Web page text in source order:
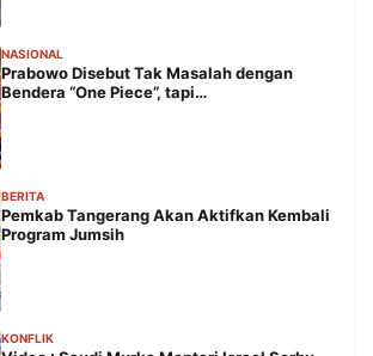
NASIONAL
Prabowo Disebut Tak Masalah dengan
Bendera “One Piece”, tapi…
BERITA
Pemkab Tangerang Akan Aktifkan Kembali
Program Jumsih
KONFLIK